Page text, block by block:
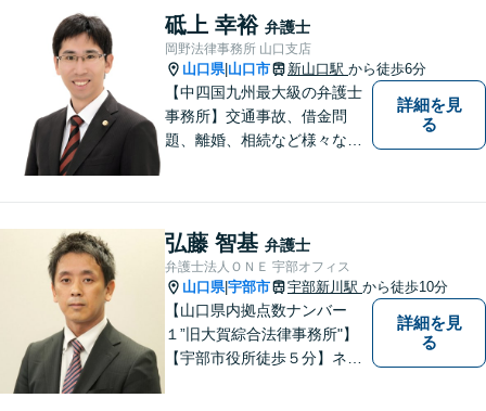
方はお気軽にご相談くださ
い。
砥上 幸裕 弁護士
岡野法律事務所 山口支店
山口県| 山口市 新山口駅 から徒歩6分
【中四国九州最大級の弁護士
事務所】交通事故、借金問
題、離婚、相続など様々な問
い！
詳細を見
る
弘藤 智基 弁護士
弁護士法人ＯＮＥ 宇部オフィス
山口県|宇部市 宇部新川駅 から徒歩10分
【山口県内拠点数ナンバー
１”旧大賀綜合法律事務所"】
【宇部市役所徒歩５分】ネッ
詳細を見
る